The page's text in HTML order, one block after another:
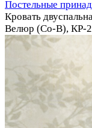
Постельные
Кровать
Велюр (Со-В), КР-